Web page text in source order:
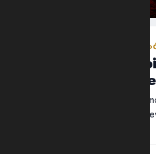
NASTAVLJENA ISTRAGA NAKON
Policija traga za
Mrvaljevića,
Ni nakon 18 sati nije utvrđen ni
ubica, navodno, u potiljak